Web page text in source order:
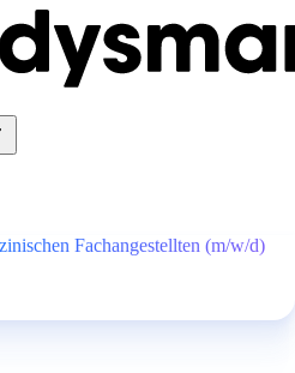
Fachangestellten (m/w/d)